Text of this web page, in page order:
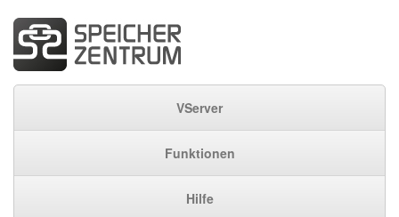
VServer
Funktionen
Hilfe